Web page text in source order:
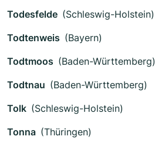
Todesfelde (Schleswig-Holstein)
Todtenweis (Bayern)
Todtmoos (Baden-Württemberg)
Todtnau (Baden-Württemberg)
Tolk (Schleswig-Holstein)
Tonna (Thüringen)